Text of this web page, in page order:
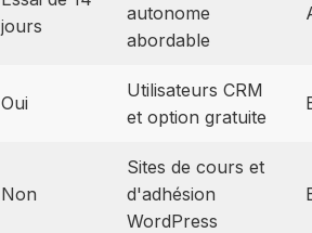
jours
autonome
abordable
Oui
Utilisateurs CRM
et option gratuite
Non
Sites de cours et
d'adhésion
WordPress